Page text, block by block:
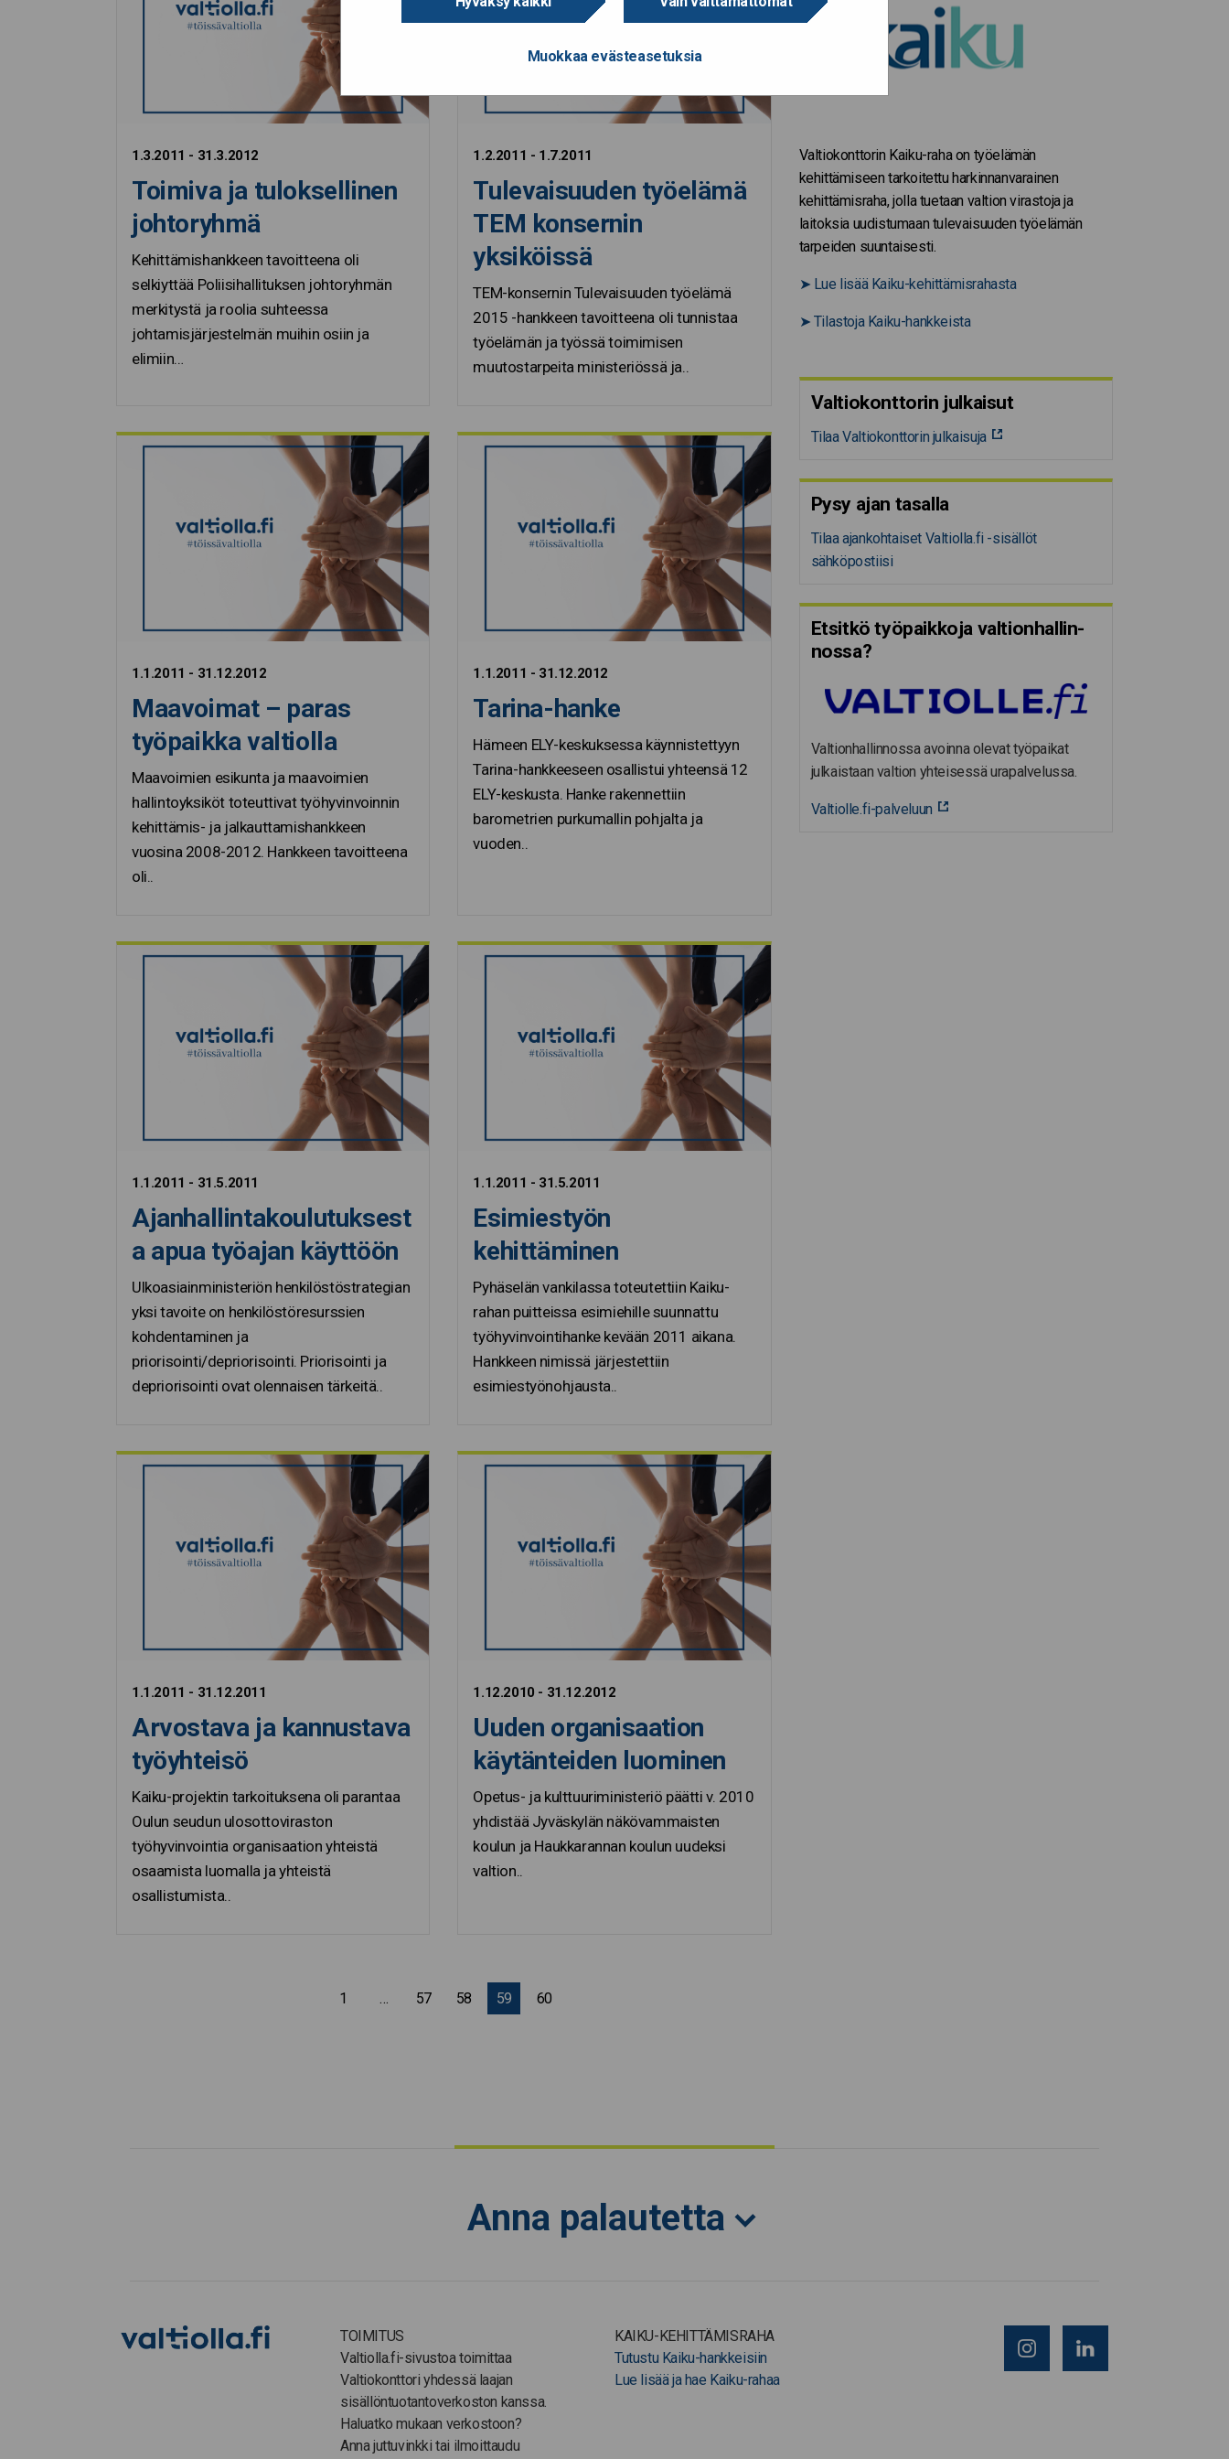
Muokkaa evästeasetuksia
1.3.2011 - 31.3.2012
Toimiva ja tuloksellinen
johtoryhmä
Kehittämishankkeen tavoitteena oli
selkiyttää Poliisihallituksen johtoryhmän
merkitystä ja roolia suhteessa
johtamisjärjestelmän muihin osiin ja
elimiin…
1.2.2011 - 1.7.2011
Tulevaisuuden työelämä
TEM konsernin
yksiköissä
TEM-konsernin Tulevaisuuden työelämä
2015 -hankkeen tavoitteena oli tunnistaa
työelämän ja työssä toimimisen
muutostarpeita ministeriössä ja..
1.1.2011 - 31.12.2012
Maavoimat – paras
työpaikka valtiolla
Maavoimien esikunta ja maavoimien
hallintoyksiköt toteuttivat työhyvinvoinnin
kehittämis- ja jalkauttamishankkeen
vuosina 2008-2012. Hankkeen tavoitteena
oli..
1.1.2011 - 31.12.2012
Tarina-hanke
Hämeen ELY-keskuksessa käynnistettyyn
Tarina-hankkeeseen osallistui yhteensä 12
ELY-keskusta. Hanke rakennettiin
barometrien purkumallin pohjalta ja
vuoden..
1.1.2011 - 31.5.2011
Ajanhallintakoulutuksest
a apua työajan käyttöön
Ulkoasiainministeriön henkilöstöstrategian
yksi tavoite on henkilöstöresurssien
kohdentaminen ja
priorisointi/depriorisointi. Priorisointi ja
depriorisointi ovat olennaisen tärkeitä..
1.1.2011 - 31.5.2011
Esimiestyön
kehittäminen
Pyhäselän vankilassa toteutettiin Kaiku-
rahan puitteissa esimiehille suunnattu
työhyvinvointihanke kevään 2011 aikana.
Hankkeen nimissä järjestettiin
esimiestyönohjausta..
1.1.2011 - 31.12.2011
Arvostava ja kannustava
työyhteisö
Kaiku-projektin tarkoituksena oli parantaa
Oulun seudun ulosottoviraston
työhyvinvointia organisaation yhteistä
osaamista luomalla ja yhteistä
osallistumista..
1.12.2010 - 31.12.2012
Uuden organisaation
käytänteiden luominen
Opetus- ja kulttuuriministeriö päätti v. 2010
yhdistää Jyväskylän näkövammaisten
koulun ja Haukkarannan koulun uudeksi
valtion..
Edellinen sivu
1 57 58 59 60
Valtiokonttorin Kaiku-raha on työelämän
kehittämiseen tarkoitettu harkinnanvarainen
kehittämisraha, jolla tuetaan valtion virastoja ja
laitoksia uudistumaan tulevaisuuden työelämän
tarpeiden suuntaisesti.
➤ Lue lisää Kaiku-kehittämisrahasta
➤ Tilastoja Kaiku-hankkeista
Valtiokonttorin julkaisut
Tilaa Valtiokonttorin julkaisuja
Pysy ajan tasalla
Tilaa ajankohtaiset Valtiolla.fi -sisällöt
sähköpostiisi
Etsitkö työpaikkoja valtion­hal­lin­
nossa?
Valtionhallinnossa avoinna olevat työpaikat
julkaistaan valtion yhteisessä urapalvelussa.
Valtiolle.fi-palveluun
Anna palautetta
TOIMITUS
Valtiolla.fi-sivustoa toimittaa
Valtiokonttori yhdessä laajan
sisällöntuotantoverkoston kanssa.
Haluatko mukaan verkostoon?
Anna juttuvinkki tai ilmoittaudu
KAIKU-KEHITTÄMISRAHA
Tutustu Kaiku-hankkeisiin
Lue lisää ja hae Kaiku-rahaa